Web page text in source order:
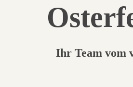
Ihr Team vom